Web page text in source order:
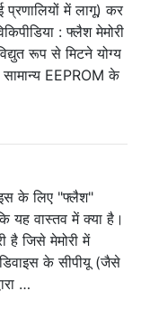
में लागू) कर
: फ्लैश मेमोरी
रूप से मिटने योग्य
सामान्य EEPROM के
के लिए "फ्लैश"
यह वास्तव में क्या है।
है जिसे मेमोरी में
के सीपीयू (जैसे
…